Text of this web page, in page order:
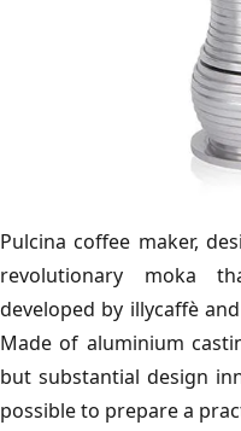
Pulcina coffee maker,
revolutionary moka
developed by illycaffè
Made of aluminium
but substantial design
possible to prepare a